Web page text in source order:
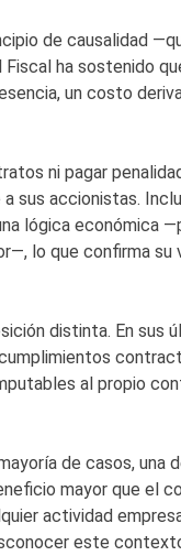
de causalidad
ha sostenido
un costo
ni pagar
sus accionistas.
lógica económica
lo que confirma su
distinta. En sus
al propio
de casos, una
mayor que el
actividad
este